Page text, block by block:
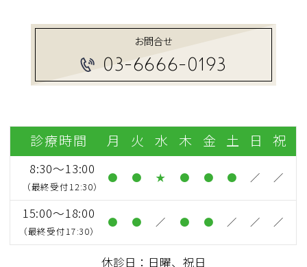
お問合せ
03-6666-0193
診療時間 月 火 水 木 金 土 日 祝
8:30～13:00
（最終受付12:30）
● ● ★ ● ● ● ／ ／
15:00～18:00
（最終受付17:30）
● ● ／ ● ● ／ ／ ／
休診日：日曜、祝日